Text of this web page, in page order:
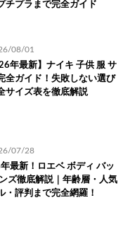
チプラまで完全ガイド
08/01
年最新】ナイキ 子供 服 サ
全ガイド！失敗しない選び
サイズ表を徹底解説
07/28
最新！ロエベ ボディ バッ
ズ徹底解説｜年齢層・人気
・評判まで完全網羅！